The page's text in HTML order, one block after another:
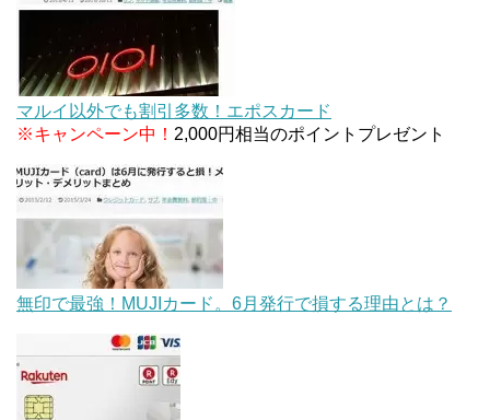
マルイ以外でも割引多数！エポスカード
※キャンペーン中！ 2,000円相当のポイントプレゼント
無印で最強！MUJIカード。6月発行で損する理由とは？